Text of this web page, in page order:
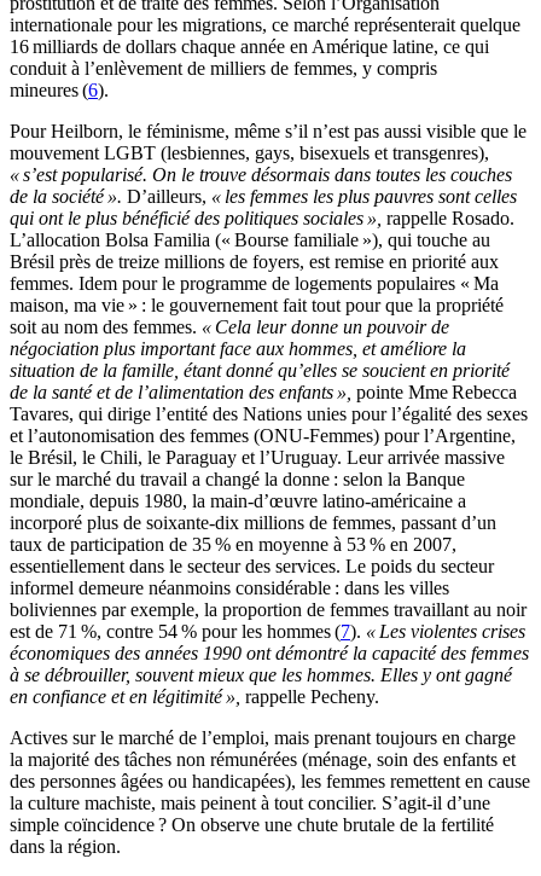
internationale pour les migrations, ce marché représenterait quelque
16 milliards de dollars chaque année en Amérique latine, ce qui
conduit à l’enlèvement de milliers de femmes, y compris
mineures (6).
Pour Heilborn, le féminisme, même s’il n’est pas aussi visible que le
mouvement LGBT (lesbiennes, gays, bisexuels et transgenres),
« s’est popularisé. On le trouve désormais dans toutes les couches
de la société ». D’ailleurs, « les femmes les plus pauvres sont celles
qui ont le plus bénéficié des politiques sociales », rappelle Rosado.
L’allocation Bolsa Familia (« Bourse familiale »), qui touche au
Brésil près de treize millions de foyers, est remise en priorité aux
femmes. Idem pour le programme de logements populaires « Ma
maison, ma vie » : le gouvernement fait tout pour que la propriété
soit au nom des femmes. « Cela leur donne un pouvoir de
négociation plus important face aux hommes, et améliore la
situation de la famille, étant donné qu’elles se soucient en priorité
de la santé et de l’alimentation des enfants », pointe Mme Rebecca
Tavares, qui dirige l’entité des Nations unies pour l’égalité des sexes
et l’autonomisation des femmes (ONU-Femmes) pour l’Argentine,
le Brésil, le Chili, le Paraguay et l’Uruguay. Leur arrivée massive
sur le marché du travail a changé la donne : selon la Banque
mondiale, depuis 1980, la main-d’œuvre latino-américaine a
incorporé plus de soixante-dix millions de femmes, passant d’un
taux de participation de 35 % en moyenne à 53 % en 2007,
essentiellement dans le secteur des services. Le poids du secteur
informel demeure néanmoins considérable : dans les villes
boliviennes par exemple, la proportion de femmes travaillant au noir
est de 71 %, contre 54 % pour les hommes (7). « Les violentes crises
économiques des années 1990 ont démontré la capacité des femmes
à se débrouiller, souvent mieux que les hommes. Elles y ont gagné
en confiance et en légitimité », rappelle Pecheny.
Actives sur le marché de l’emploi, mais prenant toujours en charge
la majorité des tâches non rémunérées (ménage, soin des enfants et
des personnes âgées ou handicapées), les femmes remettent en cause
la culture machiste, mais peinent à tout concilier. S’agit-il d’une
simple coïncidence ? On observe une chute brutale de la fertilité
dans la région.